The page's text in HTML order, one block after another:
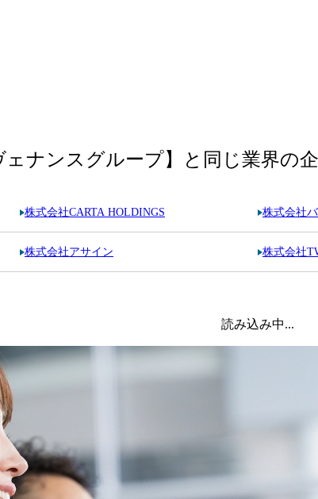
ナンスグループ】 と同じ業界の
株式会社CARTA HOLDINGS 株式会社
株式会社アサイン 株式会社
読み込み中...